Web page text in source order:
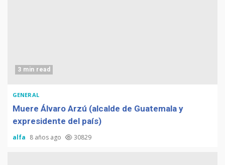
3 min read
GENERAL
Muere Álvaro Arzú (alcalde de Guatemala y
expresidente del país)
alfa 8 años ago 30829